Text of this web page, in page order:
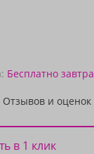
Бесплатно завтра
Отзывов и оценок
в 1 клик